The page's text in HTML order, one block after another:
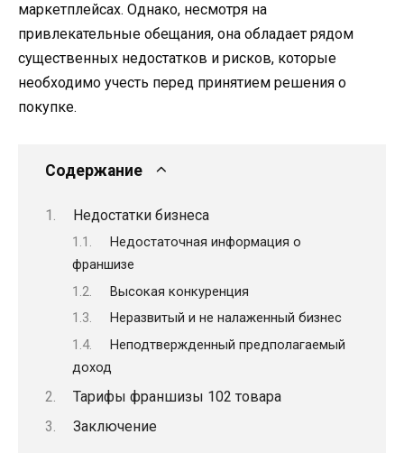
маркетплейсах. Однако, несмотря на
привлекательные обещания, она обладает рядом
существенных недостатков и рисков, которые
необходимо учесть перед принятием решения о
покупке.
Содержание
Недостатки бизнеса
Недостаточная информация о
франшизе
Высокая конкуренция
Неразвитый и не налаженный бизнес
Неподтвержденный предполагаемый
доход
Тарифы франшизы 102 товара
Заключение